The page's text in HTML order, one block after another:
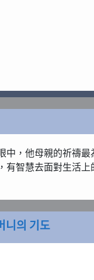
，他母親的祈禱
智慧去面對生活
니의 기도